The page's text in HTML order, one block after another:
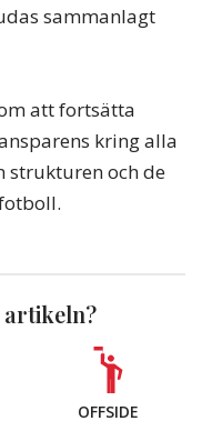
sammanlagt
att fortsätta
kring alla
och de
artikeln?
OFFSIDE